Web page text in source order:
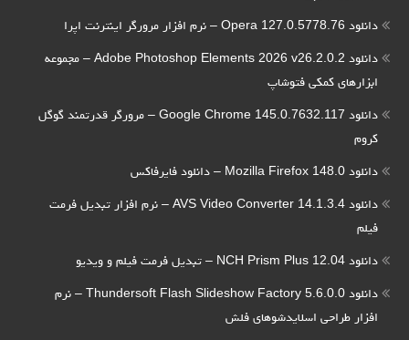
دانلود Opera 127.0.5778.76 – نرم افزار مرورگر اینترنت اپرا
دانلود Adobe Photoshop Elements 2026 v26.2.0.2 – مجموعه
ابزارهای کمکی فتوشاپ
دانلود Google Chrome 145.0.7632.117 – مرورگر قدرتمند گوگل
کروم
دانلود Mozilla Firefox 148.0 – دانلود فایرفاکس
دانلود AVS Video Converter 14.1.3.4 – نرم افزار تبدیل فرمت
فیلم
دانلود NCH Prism Plus 12.04 – تبدیل فرمت فیلم و ویدیو
دانلود Thundersoft Flash Slideshow Factory 5.6.0.0 – نرم
افزار طراحی اسلایدشوهای فلش